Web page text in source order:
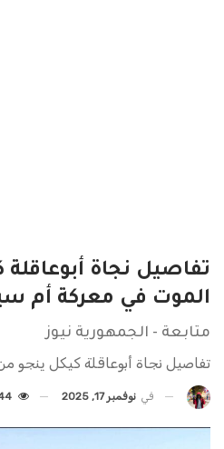
تفاصيل نجاة
الموت في معركة أم
متابعة - الجمهورية نيوز
تفاصيل نجاة أبوعاقلة كيكل ينجو
في نوفمبر 17, 2025